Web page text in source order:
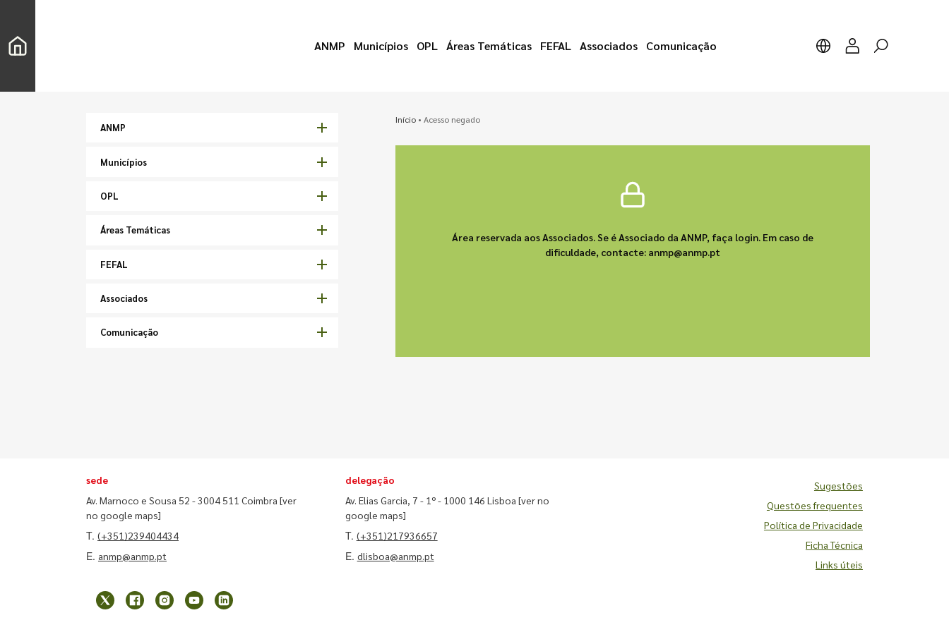
ANMP Municípios OPL Áreas Temáticas FEFAL Associados Comunicação
ANMP
Municípios
OPL
Áreas Temáticas
FEFAL
Associados
Comunicação
Início• Acesso negado
Área reservada aos Associados. Se é Associado da ANMP, faça login. Em caso de
dificuldade, contacte: anmp@anmp.pt
sede
Av. Marnoco e Sousa 52 - 3004 511 Coimbra [ver
no google maps]
T. (+351)239404434
E. anmp@anmp.pt
delegação
Av. Elias Garcia, 7 - 1º - 1000 146 Lisboa [ver no
google maps]
T. (+351)217936657
E. dlisboa@anmp.pt
Sugestões
Questões frequentes
Política de Privacidade
Ficha Técnica
Links úteis